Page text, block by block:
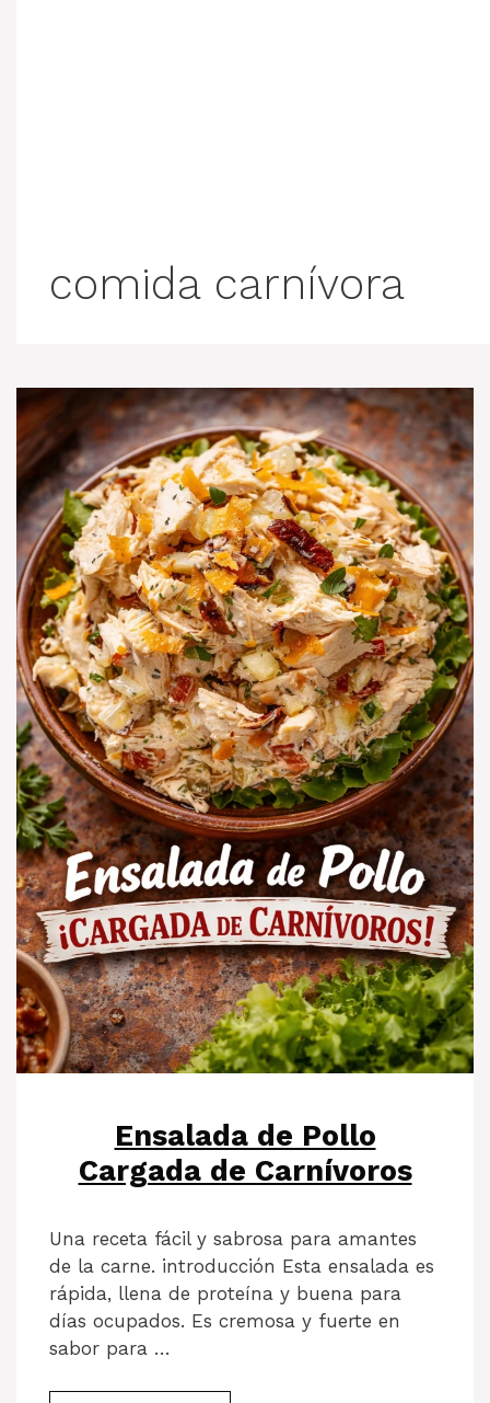
comida carnívora
Ensalada de Pollo
Cargada de Carnívoros
Una receta fácil y sabrosa para amantes
de la carne. introducción Esta ensalada es
rápida, llena de proteína y buena para
días ocupados. Es cremosa y fuerte en
sabor para …